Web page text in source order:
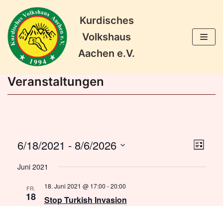
Zum
Inhalt
springen
Kurdisches
Volkshaus
Aachen e.V.
Veranstaltungen
LISTE
6/18/2021 - 8/6/2026
wählen.
Juni 2021
FR.
18
18. Juni 2021 @ 17:00 -20:00
Stop Turkish Invasion